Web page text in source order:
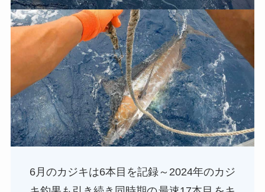
6月のカジキは6本目を記録～2024年のカジ